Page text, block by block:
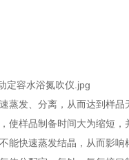
蒸发、分离，从而达到样
样品制备时间大为缩短，
快速蒸发结晶，从而影响